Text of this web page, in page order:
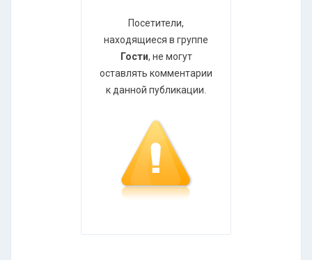
Посетители,
находящиеся в группе
Гости, не могут
оставлять комментарии
к данной публикации.